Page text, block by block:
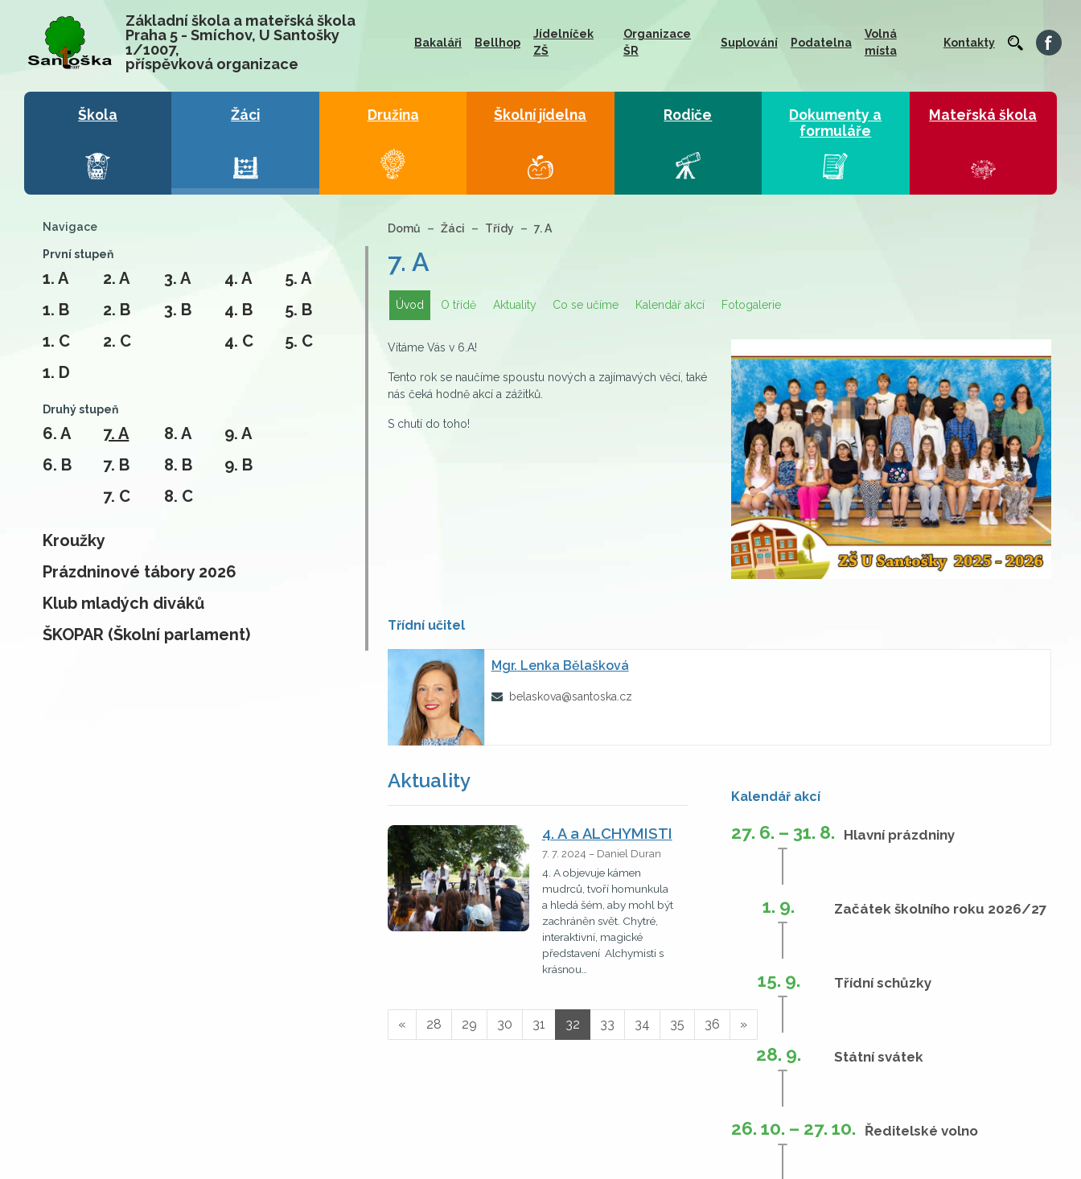
Základní škola a mateřská škola
Praha 5 - Smíchov, U Santošky
1/1007,
příspěvková organizace
Bakaláři Bellhop
Jídelníček
ZŠ
Organizace
ŠR
Suplování Podatelna
Volná
místa
Kontakty
Škola Žáci Družina Školní jídelna Rodiče
Dokumenty a
formuláře
Mateřská škola
Navigace
První stupeň
1. A
1. B
1. C
1. D
2. A
2. B
2. C
3. A
3. B
4. A
4. B
4. C
5. A
5. B
5. C
Druhý stupeň
6. A
6. B
7. A
7. B
7. C
8. A
8. B
8. C
9. A
9. B
Kroužky
Prázdninové tábory 2026
Klub mladých diváků
ŠKOPAR (Školní parlament)
Domů Žáci Třídy 7. A
7. A
Úvod O třídě Aktuality Co se učíme Kalendář akcí Fotogalerie
Vítáme Vás v 6.A!
Tento rok se naučíme spoustu nových a zajímavých věcí, také
nás čeká hodně akcí a zážitků.
S chutí do toho!
Třídní učitel
Mgr. Lenka Bělašková
belaskova@santoska.cz
Aktuality
4. A a ALCHYMISTI
7. 7. 2024 – Daniel Duran
4. A objevuje kámen
mudrců, tvoří homunkula
a hledá šém, aby mohl být
zachráněn svět. Chytré,
interaktivní, magické
představení Alchymisti s
krásnou…
« 28 29 30 31 32 33 34 35 36 »
Kalendář akcí
27. 6. – 31. 8. Hlavní prázdniny
1. 9. Začátek školního roku 2026/27
15. 9. Třídní schůzky
28. 9. Státní svátek
26. 10. – 27. 10. Ředitelské volno